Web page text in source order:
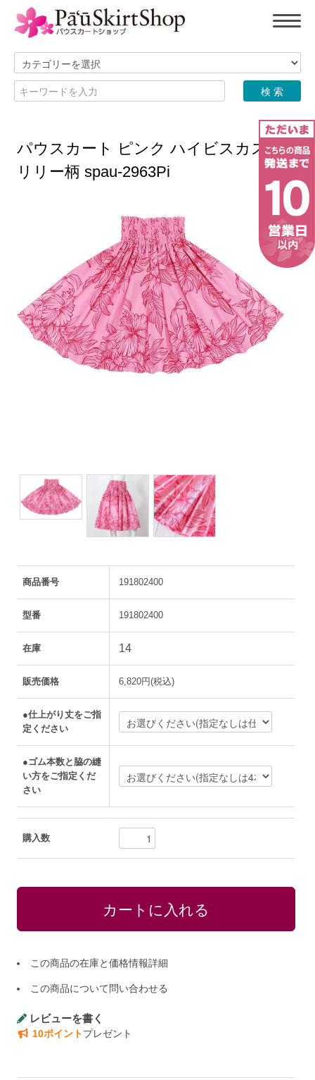
パウスカート ピンク ハイビスカス・
リリー柄 spau-2963Pi
商品番号 191802400
型番 191802400
在庫 14
販売価格 6,820円(税込)
●仕上がり丈をご指
定ください
●ゴム本数と脇の縫
い方をご指定くだ
さい
購入数
この商品の在庫と価格情報詳細
この商品について問い合わせる
レビューを書く
10ポイントプレゼント